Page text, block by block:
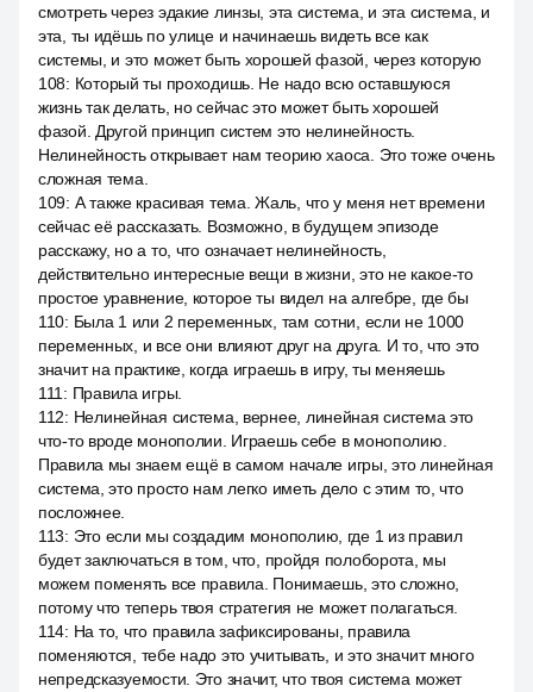
смотреть через эдакие линзы, эта система, и эта система, и
эта, ты идёшь по улице и начинаешь видеть все как
системы, и это может быть хорошей фазой, через которую
108: Который ты проходишь. Не надо всю оставшуюся
жизнь так делать, но сейчас это может быть хорошей
фазой. Другой принцип систем это нелинейность.
Нелинейность открывает нам теорию хаоса. Это тоже очень
сложная тема.
109: А также красивая тема. Жаль, что у меня нет времени
сейчас её рассказать. Возможно, в будущем эпизоде
расскажу, но а то, что означает нелинейность,
действительно интересные вещи в жизни, это не какое-то
простое уравнение, которое ты видел на алгебре, где бы
110: Была 1 или 2 переменных, там сотни, если не 1000
переменных, и все они влияют друг на друга. И то, что это
значит на практике, когда играешь в игру, ты меняешь
111 : Правила игры.
112: Нелинейная система, вернее, линейная система это
что-то вроде монополии. Играешь себе в монополию.
Правила мы знаем ещё в самом начале игры, это линейная
система, это просто нам легко иметь дело с этим то, что
посложнее.
113: Это если мы создадим монополию, где 1 из правил
будет заключаться в том, что, пройдя полоборота, мы
можем поменять все правила. Понимаешь, это сложно,
потому что теперь твоя стратегия не может полагаться.
114: На то, что правила зафиксированы, правила
поменяются, тебе надо это учитывать, и это значит много
непредсказуемости. Это значит, что твоя система может